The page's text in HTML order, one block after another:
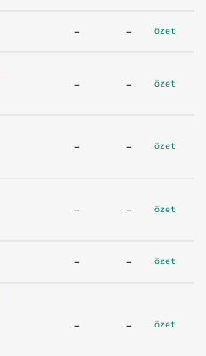
- - özet
- - özet
- - özet
- - özet
- - özet
- - özet